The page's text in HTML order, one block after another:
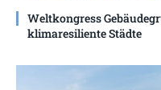
Weltkongress
klimaresiliente Städte